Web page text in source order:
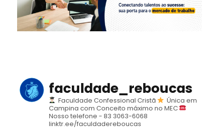
faculdade_reboucas
Faculdade Confessional Cristã
Única em
Campina com Conceito máximo no MEC
Nosso telefone - 83 3063-6068
linktr.ee/faculdadereboucas